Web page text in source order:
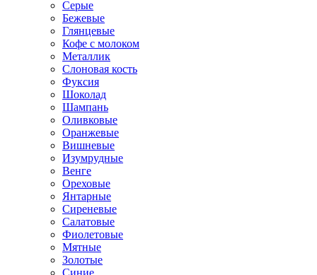
Серые
Бежевые
Глянцевые
Кофе с молоком
Металлик
Слоновая кость
Фуксия
Шоколад
Шампань
Оливковые
Оранжевые
Вишневые
Изумрудные
Венге
Ореховые
Янтарные
Сиреневые
Салатовые
Фиолетовые
Мятные
Золотые
Синие